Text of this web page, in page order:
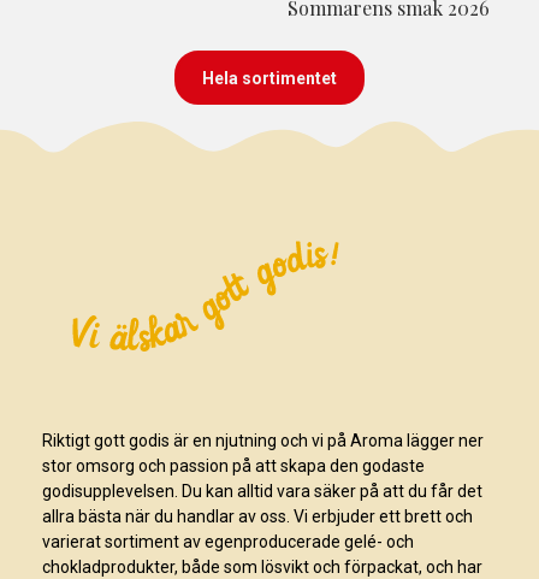
Sommarens smak 2026
Hela sortimentet
Riktigt gott godis är en njutning och vi på Aroma lägger ner
stor omsorg och passion på att skapa den godaste
godisupplevelsen. Du kan alltid vara säker på att du får det
allra bästa när du handlar av oss. Vi erbjuder ett brett och
varierat sortiment av egenproducerade gelé- och
chokladprodukter, både som lösvikt och förpackat, och har